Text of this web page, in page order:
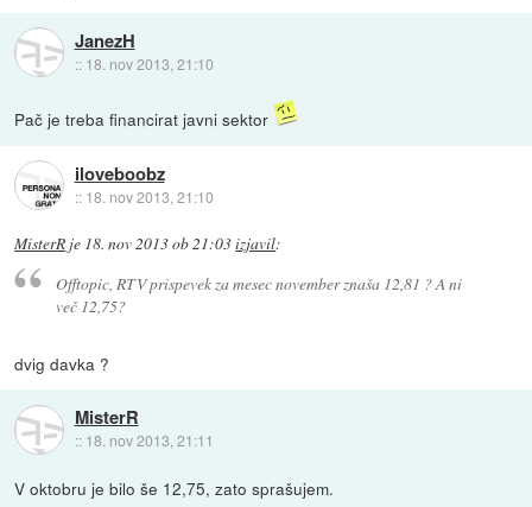
JanezH
:: 18. nov 2013, 21:10
Pač je treba financirat javni sektor
iloveboobz
:: 18. nov 2013, 21:10
MisterR je 18. nov 2013 ob 21:03izjavil:
Offtopic, RTV prispevek za mesec november znaša 12,81 ? A ni
več 12,75?
dvig davka ?
MisterR
:: 18. nov 2013, 21:11
V oktobru je bilo še 12,75, zato sprašujem.